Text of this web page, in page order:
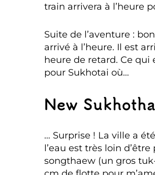
train arrivera à l’heure
Suite de l’aventure :
arrivé à l’heure. Il est
heure de retard. Ce qui
pour Sukhotai où…
New
… Surprise ! La ville a
l’eau est très loin
songthaew (un gros